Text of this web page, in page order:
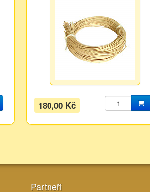
180,00 Kč
Partneři